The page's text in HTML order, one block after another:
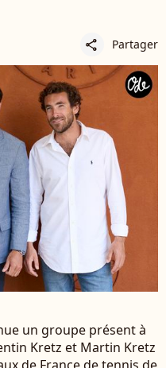
share Partager
un groupe présent à
Kretz et Martin Kretz